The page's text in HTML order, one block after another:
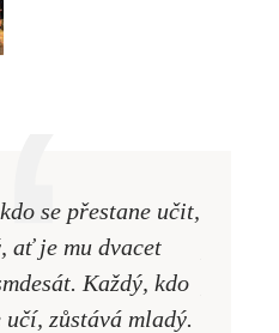
se přestane učit,
ať je mu dvacet
Každý, kdo
učí, zůstává mladý.